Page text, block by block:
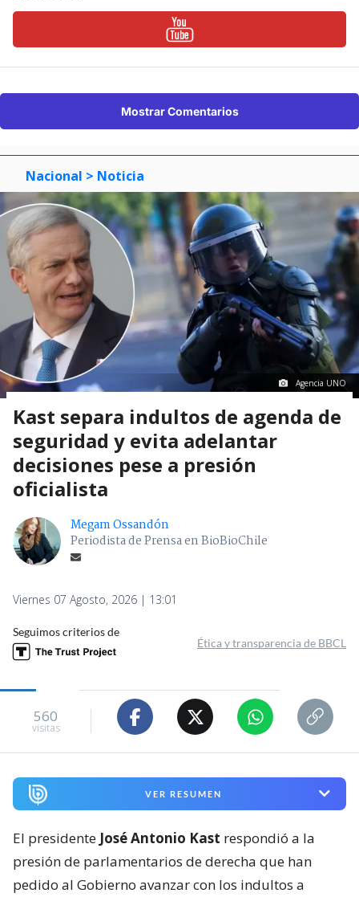
Mostrar Comentarios
Nacional > Noticia
Agencia UNO
Kast separa indultos de agenda de
seguridad y evita adelantar
decisiones pese a presión
oficialista
Megam Ossandón
Periodista de Prensa en BioBioChile
Viernes 07 Agosto, 2026 | 13:01
Seguimos criterios de
Ética y transparencia de BBCL
560
visitas
VER RESUMEN
El presidente José Antonio Kast respondió a la
presión de parlamentarios de derecha que han
pedido al Gobierno avanzar con los indultos a